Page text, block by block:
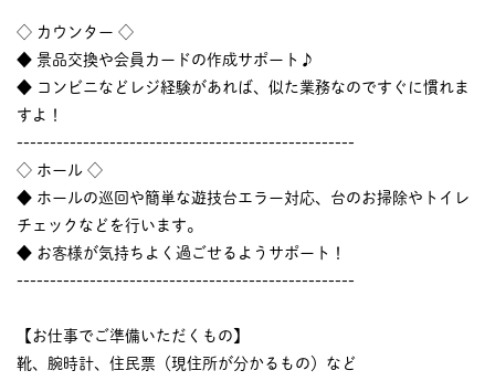
◇ カウンター ◇
◆ 景品交換や会員カードの作成サポート♪
◆ コンビニなどレジ経験があれば、似た業務なのですぐに慣れま
すよ！
---------------------------------------------------
◇ ホール ◇
◆ ホールの巡回や簡単な遊技台エラー対応、台のお掃除やトイレ
チェックなどを行います。
◆ お客様が気持ちよく過ごせるようサポート！
---------------------------------------------------
【お仕事でご準備いただくもの】
靴、腕時計、住民票（現住所が分かるもの）など